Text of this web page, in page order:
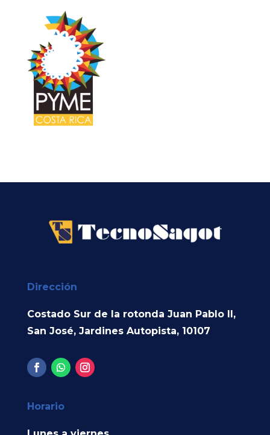
Dirección
Costado Sur de la rotonda Juan Pablo II,
San José, Jardines Autopista, 10107
Horario